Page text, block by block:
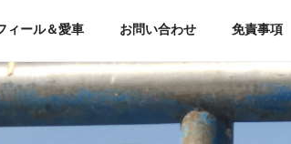
ィール＆愛車 お問い合わせ 免責事項